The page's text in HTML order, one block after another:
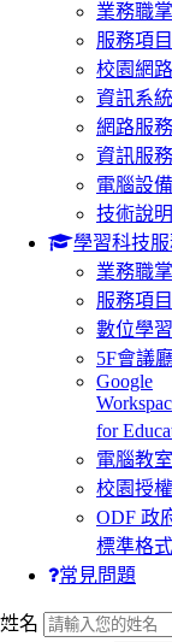
業務職掌
服務項目
校園網
資訊系
網路服
資訊服
電腦設
技術說
學習科技
業務職掌
服務項目
數位學
5F會議
Google
for
電腦教
校園授
ODF 政
標準格式
常見問題
:::
姓名